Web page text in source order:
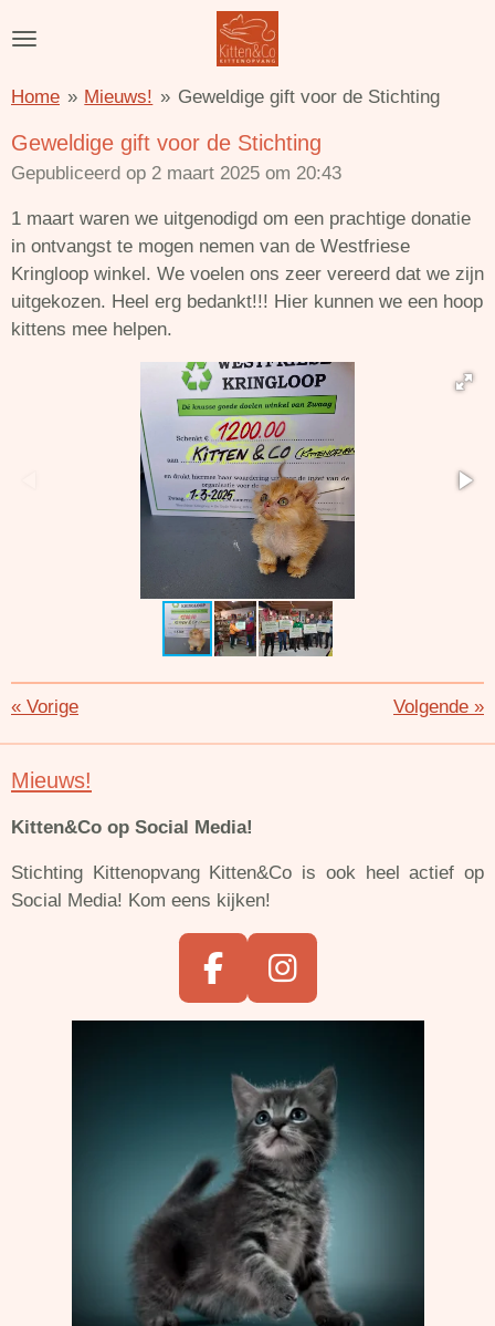
direct
de
hoofdinhoud
Home » Mieuws! » Geweldige gift voor de Stichting
Geweldige gift voor de Stichting
Gepubliceerd op 2 maart 2025 om 20:43
1 maart waren we uitgenodigd om een prachtige donatie
in ontvangst te mogen nemen van de Westfriese
Kringloop winkel. We voelen ons zeer vereerd dat we zijn
uitgekozen. Heel erg bedankt!!! Hier kunnen we een hoop
kittens mee helpen.
« Vorige Volgende »
Mieuws!
Kitten&Co op Social Media!
Stichting Kittenopvang Kitten&Co is ook heel actief op
Social Media! Kom eens kijken!
F
a
o
I
n
t
a
g
r
a
m